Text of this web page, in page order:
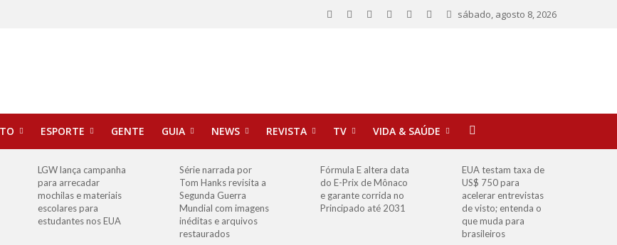
sábado, agosto 8, 2026
ESPORTE GENTE GUIA NEWS REVISTA TV VIDA & SAÚDE
LGW lança campanha
para arrecadar
mochilas e materiais
escolares para
estudantes nos EUA
Série narrada por
Tom Hanks revisita a
Segunda Guerra
Mundial com imagens
inéditas e arquivos
restaurados
Fórmula E altera data
do E-Prix de Mônaco
e garante corrida no
Principado até 2031
EUA testam taxa de
US$ 750 para
acelerar entrevistas
de visto; entenda o
que muda para
brasileiros